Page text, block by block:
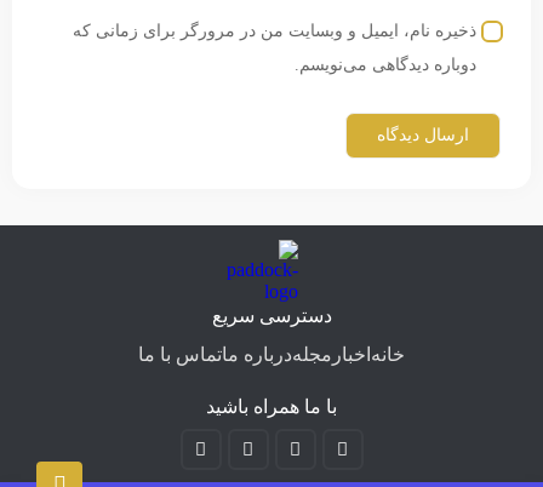
ذخیره نام، ایمیل و وبسایت من در مرورگر برای زمانی که
دوباره دیدگاهی می‌نویسم.
دسترسی سریع
خانه اخبار مجلهدرباره ماتماس با ما
با ما همراه باشید